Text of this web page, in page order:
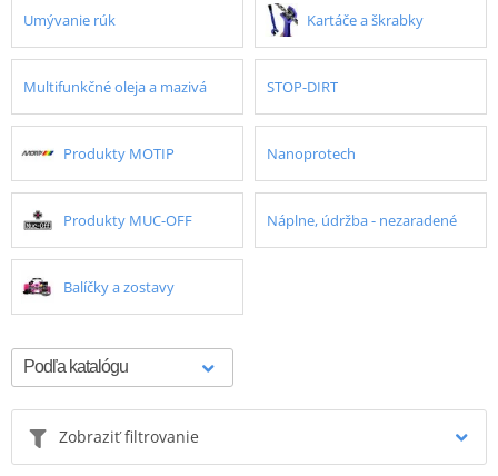
Umývanie rúk Kartáče a škrabky
Multifunkčné oleja a mazivá STOP-DIRT
Produkty MOTIP Nanoprotech
Produkty MUC-OFF Náplne, údržba - nezaradené
Balíčky a zostavy
Zobraziť filtrovanie